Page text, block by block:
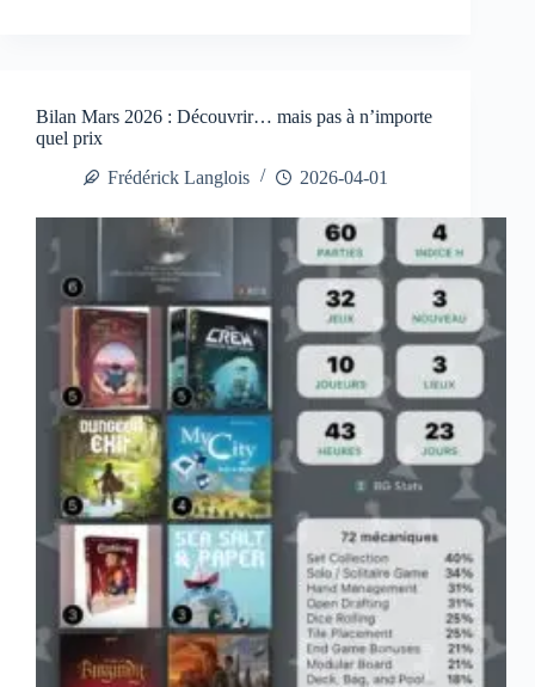
Bilan Mars 2026 : Découvrir… mais pas à n’importe
quel prix
Frédérick Langlois
2026-04-01